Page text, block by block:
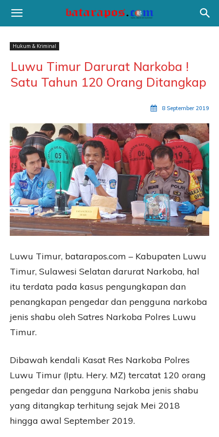
Hukum & Kriminal
Luwu Timur Darurat Narkoba !
Satu Tahun 120 Orang Ditangkap
8 September 2019
Luwu Timur, batarapos.com – Kabupaten Luwu
Timur, Sulawesi Selatan darurat Narkoba, hal
itu terdata pada kasus pengungkapan dan
penangkapan pengedar dan pengguna narkoba
jenis shabu oleh Satres Narkoba Polres Luwu
Timur.
Dibawah kendali Kasat Res Narkoba Polres
Luwu Timur (Iptu. Hery. MZ) tercatat 120 orang
pengedar dan pengguna Narkoba jenis shabu
yang ditangkap terhitung sejak Mei 2018
hingga awal September 2019.